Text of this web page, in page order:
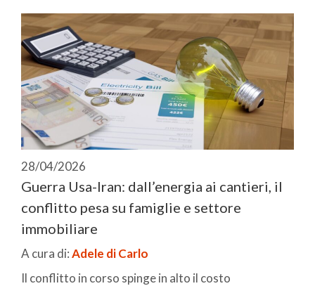
28/04/2026
Guerra Usa-Iran: dall’energia ai cantieri, il
conflitto pesa su famiglie e settore
immobiliare
A cura di:Adele di Carlo
Il conflitto in corso spinge in alto il costo